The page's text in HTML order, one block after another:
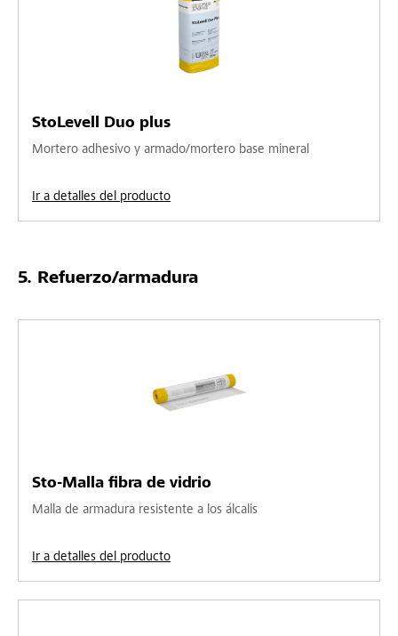
StoLevell Duo plus
Mortero adhesivo y armado/mortero base mineral
Ir a detalles del producto
Refuerzo/armadura
Sto-Malla fibra de vidrio
Malla de armadura resistente a los álcalis
Ir a detalles del producto